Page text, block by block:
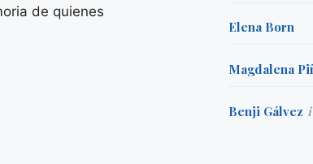
de quienes
Elena Born
Magdalena
Benji Gálvez i